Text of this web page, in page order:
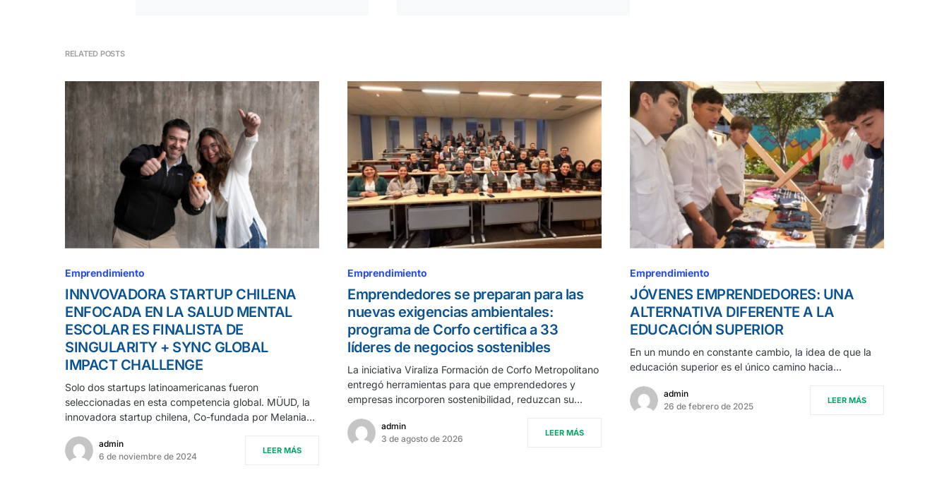
RELATED POSTS
Emprendimiento
INNVOVADORA STARTUP CHILENA
ENFOCADA EN LA SALUD MENTAL
ESCOLAR ES FINALISTA DE
SINGULARITY + SYNC GLOBAL
IMPACT CHALLENGE
Solo dos startups latinoamericanas fueron
seleccionadas en esta competencia global. MÜUD, la
innovadora startup chilena, Co-fundada por Melania…
admin
6 de noviembre de 2024
LEER MÁS
Emprendimiento
Emprendedores se preparan para las
nuevas exigencias ambientales:
programa de Corfo certifica a 33
líderes de negocios sostenibles
La iniciativa Viraliza Formación de Corfo Metropolitano
entregó herramientas para que emprendedores y
empresas incorporen sostenibilidad, reduzcan su…
admin
3 de agosto de 2026
LEER MÁS
Emprendimiento
JÓVENES EMPRENDEDORES: UNA
ALTERNATIVA DIFERENTE A LA
EDUCACIÓN SUPERIOR
En un mundo en constante cambio, la idea de que la
educación superior es el único camino hacia…
admin
26 de febrero de 2025
LEER MÁS